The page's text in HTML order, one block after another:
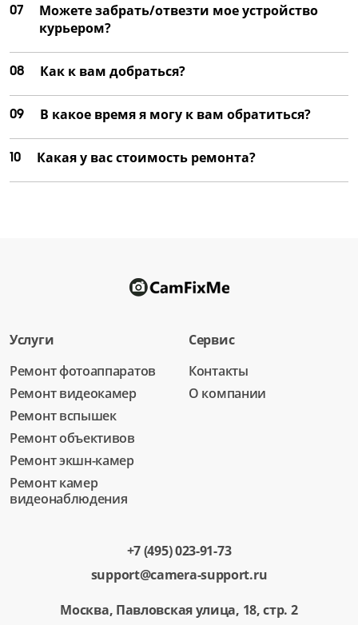
07
Можете забрать/отвезти мое устройство
курьером?
08 Как к вам добраться?
09 В какое время я могу к вам обратиться?
10 Какая у вас стоимость ремонта?
Услуги
Ремонт фотоаппаратов
Ремонт видеокамер
Ремонт вспышек
Ремонт объективов
Ремонт экшн-камер
Ремонт камер
видеонаблюдения
Сервис
Контакты
О компании
+7 (495) 023-91-73
support@camera-support.ru
Москва, Павловская улица, 18, стр. 2